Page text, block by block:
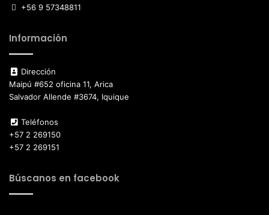
+56 9 57348811
Información
Dirección
Maipú #652 oficina 11, Arica
Salvador Allende #3674, Iquique
Teléfonos
+57 2 269150
+57 2 269151
Búscanos en facebook